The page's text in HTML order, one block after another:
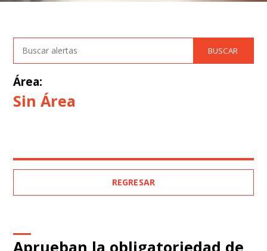
Área:
Sin Área
REGRESAR
Aprueban la obligatoriedad de